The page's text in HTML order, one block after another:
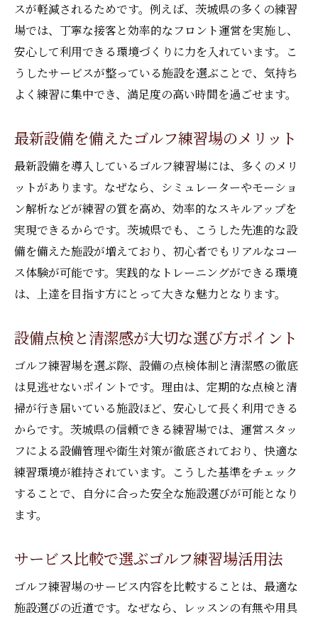
スが軽減されるためです。例えば、茨城県の多くの練習
場では、丁寧な接客と効率的なフロント運営を実施し、
安心して利用できる環境づくりに力を入れています。こ
うしたサービスが整っている施設を選ぶことで、気持ち
よく練習に集中でき、満足度の高い時間を過ごせます。
最新設備を備えたゴルフ練習場のメリット
最新設備を導入しているゴルフ練習場には、多くのメリ
ットがあります。なぜなら、シミュレーターやモーショ
ン解析などが練習の質を高め、効率的なスキルアップを
実現できるからです。茨城県でも、こうした先進的な設
備を備えた施設が増えており、初心者でもリアルなコー
ス体験が可能です。実践的なトレーニングができる環境
は、上達を目指す方にとって大きな魅力となります。
設備点検と清潔感が大切な選び方ポイント
ゴルフ練習場を選ぶ際、設備の点検体制と清潔感の徹底
は見逃せないポイントです。理由は、定期的な点検と清
掃が行き届いている施設ほど、安心して長く利用できる
からです。茨城県の信頼できる練習場では、運営スタッ
フによる設備管理や衛生対策が徹底されており、快適な
練習環境が維持されています。こうした基準をチェック
することで、自分に合った安全な施設選びが可能となり
ます。
サービス比較で選ぶゴルフ練習場活用法
ゴルフ練習場のサービス内容を比較することは、最適な
施設選びの近道です。なぜなら、レッスンの有無や用具